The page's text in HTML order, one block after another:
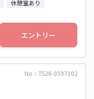
休憩室あり
エントリー
No：TS26-0597102